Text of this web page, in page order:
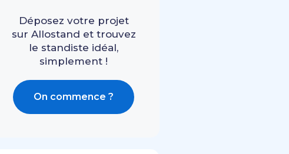
Déposez votre projet
sur Allostand et trouvez
le standiste idéal,
simplement !
On commence ?